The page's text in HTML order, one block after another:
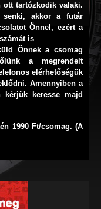
ott tartózkodik valaki.
senki, akkor a futár
Önnel, ezért a
is
Önnek a csomag
a megrendelt
elérhetőségük
Amennyiben a
kérjük keresse majd
1990 Ft/csomag. (A